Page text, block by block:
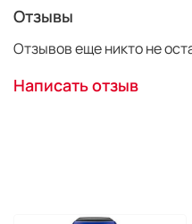
Отзывы
Отзывов еще никто не
Написать отзыв